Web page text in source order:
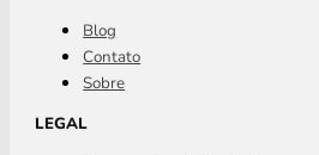
Blog
Contato
Sobre
LEGAL